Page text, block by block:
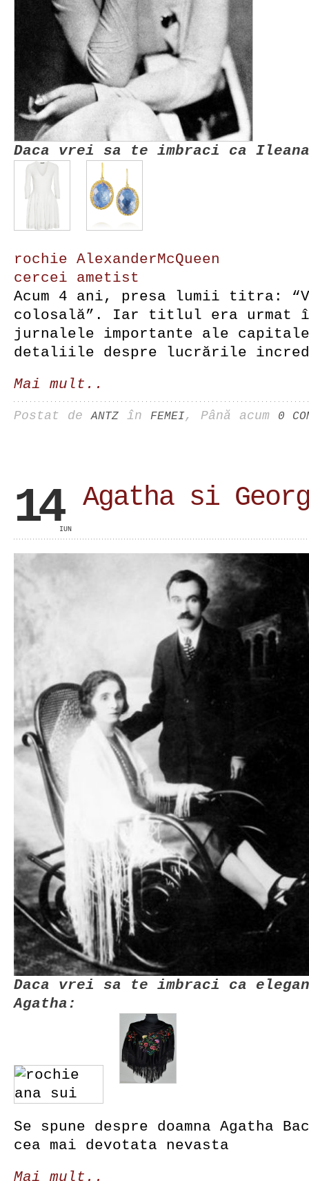
Daca vrei sa te imbraci ca Ileana
rochie AlexanderMcQueen
cercei ametist
Acum 4 ani, presa lumii titra:
colosală”. Iar titlul era urmat
jurnalele importante ale
detaliile despre lucrările
Mai mult..
Postat deANTZ în FEMEI, Până acum 0
14IUN
Agatha si
Daca vrei sa te imbraci ca
Agatha:
Se spune despre doamna Agatha
cea mai devotata nevasta
Mai mult..